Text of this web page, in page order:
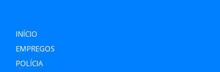
INÍCIO
EMPREGOS
POLÍCIA